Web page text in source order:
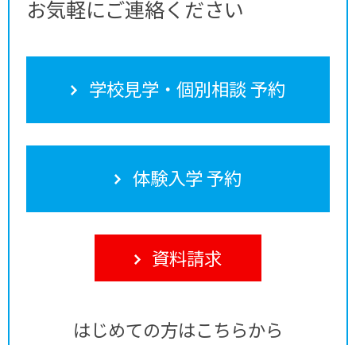
お気軽にご連絡ください
学校見学・個別相談 予約
体験入学 予約
資料請求
はじめての方はこちらから